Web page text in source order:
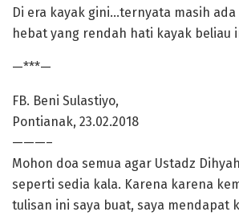
Di era kayak gini…ternyata masih
hebat yang rendah hati kayak beliau
—***—
FB. Beni Sulastiyo,
Pontianak, 23.02.2018
———–
Mohon doa semua agar Ustadz
seperti sedia kala. Karena karena
tulisan ini saya buat, saya mendapat